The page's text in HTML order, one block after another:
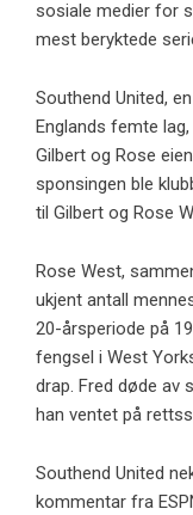
sosiale medier for
mest beryktede
Southend United,
Englands femte
Gilbert og Rose
sponsingen ble
til Gilbert og Rose
Rose West,
ukjent antall
20-årsperiode på
fengsel i West
drap. Fred døde av
han ventet på
Southend United
kommentar fra